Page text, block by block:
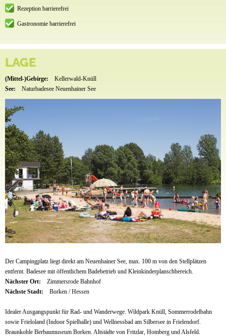
Rezeption barrierefrei
Gastronomie barrierefrei
LAGE
(Mittel-)Gebirge:
Kellerwald-Knüll
See:
Naturbadesee Neuenhainer See
Der Campingplatz liegt direkt am Neuenhainer See, max. 100 m von den Stellplätzen
entfernt. Badesee mit öffentlichem Badebetrieb und Kleinkinderplanschbereich.
Nächster Ort:
Zimmersrode Bahnhof
Nächste Stadt:
Borken / Hessen
Idealer Ausgangspunkt für Rad- und Wanderwege. Wildpark Knüll, Sommerrodelbahn
sowie Frieloland (Indoor Spielhalle) und Wellnessbad am Silbersee in Frielendorf.
Braunkohle Berbaumuseum Borken. Altstädte von Fritzlar, Homberg und Alsfeld.